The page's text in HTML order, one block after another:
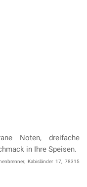
Noten, dreifache
in Ihre Speisen.
Kabisländer 17, 78315